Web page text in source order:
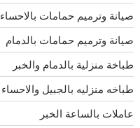
صيانة وترميم حمامات بالاحساء
صيانة وترميم حمامات بالدمام
طباخة منزلية بالدمام والخبر
طباخه منزليه بالجبيل والاحساء
عاملات بالساعة الخبر